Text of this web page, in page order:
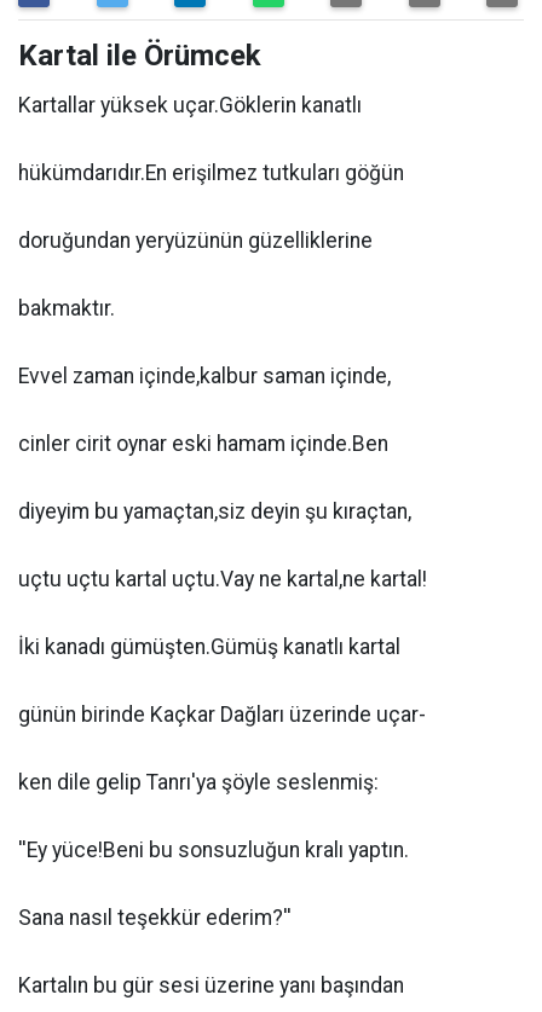
Kartal ile Örümcek
Kartallar yüksek uçar.Göklerin kanatlı
hükümdarıdır.En erişilmez tutkuları göğün
doruğundan yeryüzünün güzelliklerine
bakmaktır.
Evvel zaman içinde,kalbur saman içinde,
cinler cirit oynar eski hamam içinde.Ben
diyeyim bu yamaçtan,siz deyin şu kıraçtan,
uçtu uçtu kartal uçtu.Vay ne kartal,ne kartal!
İki kanadı gümüşten.Gümüş kanatlı kartal
günün birinde Kaçkar Dağları üzerinde uçar-
ken dile gelip Tanrı'ya şöyle seslenmiş:
''Ey yüce!Beni bu sonsuzluğun kralı yaptın.
Sana nasıl teşekkür ederim?''
Kartalın bu gür sesi üzerine yanı başından